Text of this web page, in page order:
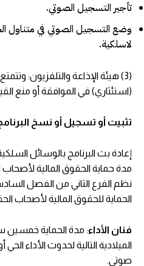
تأجير التسجيل الصوتي.
وضع التسجيل الصوتي في متناول
لاسلكية.
(3) هيئة الإذاعة والتلفزيون:
(استئثاري) في الموافقة أو منع
تثبيت أو تسجيل أو نسخ
إعادة بث البرنامج بالوسائل
مدة حماية الحقوق المالية لأصحاب
الحماية للحقوق المالية لأصحاب
فنان الأداء: مدة الحماية خمسين
الميلادية التالية لحدوث الأداء
صوتي.